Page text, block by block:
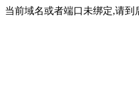
当前域名或者端口未绑定,请